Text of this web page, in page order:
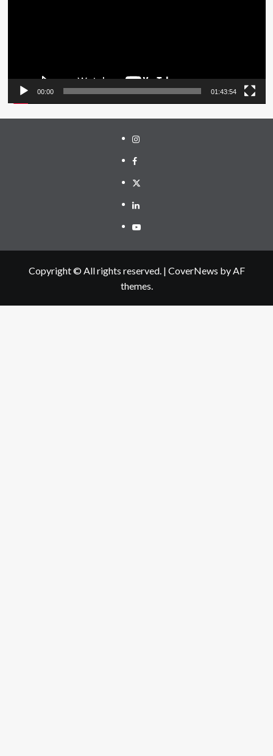
00:00 01:43:54
Instagram
Facebook
Twitter
Linkedin
Youtube
Copyright © All rights reserved. | CoverNews by AF
themes.